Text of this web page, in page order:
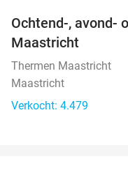
Ochtend-, avond-
Maastricht
Thermen Maastricht
Maastricht
Verkocht: 4.479